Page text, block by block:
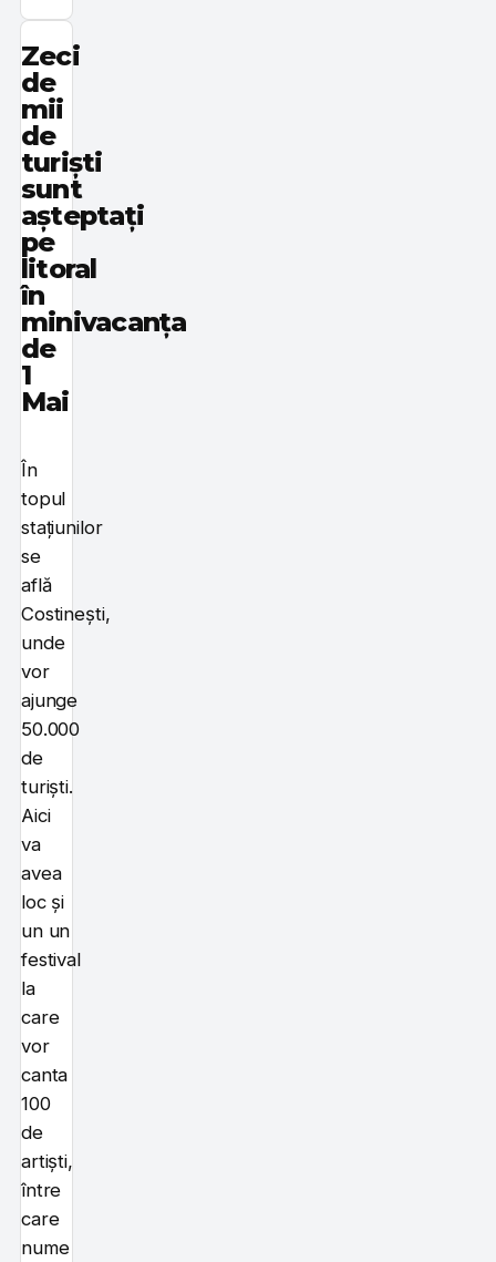
Zeci
de
mii
de
turiști
sunt
așteptați
pe
litoral
în
minivacanța
de
1
Mai
În
topul
stațiunilor
se
află
Costinești,
unde
vor
ajunge
50.000
de
turiști.
Aici
va
avea
loc și
un un
festival
la
care
vor
canta
100
de
artiști,
între
care
nume